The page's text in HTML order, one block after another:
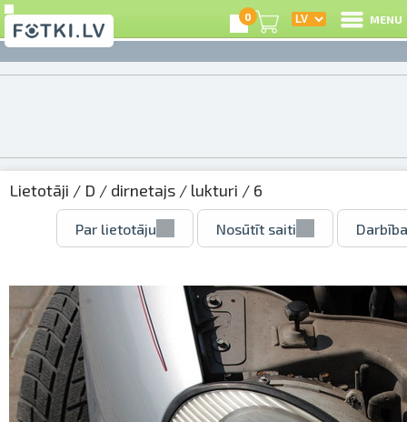
0 MENU
Lietotāji / D / dirnetajs / lukturi / 6
Par lietotāju Nosūtīt saiti